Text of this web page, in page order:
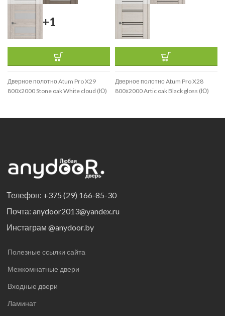
+1
Дверное полотно Atum Pro X29
800х2000 Stone oak White cloud (Ю)
Дверное полотно Atum Pro X28
800х2000 Artic oak Black gloss (Ю)
Телефон: +375 (29) 166-85-30
Почта: anydoor2013@yandex.ru
Инстаграм @anydoor.by
Полезные ссылки сайта
Межкомнатные двери
Входные двери
Ламинат